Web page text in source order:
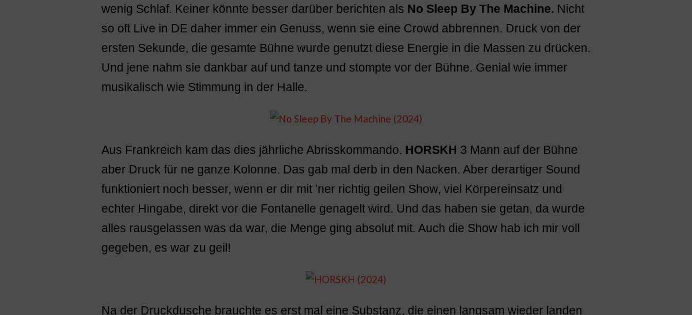
wenig Schlaf. Keiner könnte besser darüber berichten als No Sleep By The Machine. Nicht
so oft Live in DE daher immer ein Genuss, wenn sie eine Crowd abbrennen. Druck von der
ersten Sekunde, die gesamte Bühne wurde genutzt diese Energie in die Massen zu drücken.
Und jene nahm sie dankbar auf und tanze und stompte vor der Bühne. Genial wie immer
musikalisch wie Stimmung in der Halle.
Aus Frankreich kam das dies jährliche Abrisskommando. HORSKH 3 Mann auf der Bühne
aber Druck für ne ganze Kolonne. Das gab mal derb in den Nacken. Aber derartiger Sound
funktioniert noch besser, wenn er dir mit ’ner richtig geilen Show, viel Körpereinsatz und
echter Hingabe, direkt vor die Fontanelle genagelt wird. Und das haben sie getan, da wurde
alles rausgelassen was da war, die Menge ging absolut mit. Auch die Show hab ich mir voll
gegeben, es war zu geil!
Na der Druckdusche brauchte es erst mal eine Substanz, die einen langsam wieder landen